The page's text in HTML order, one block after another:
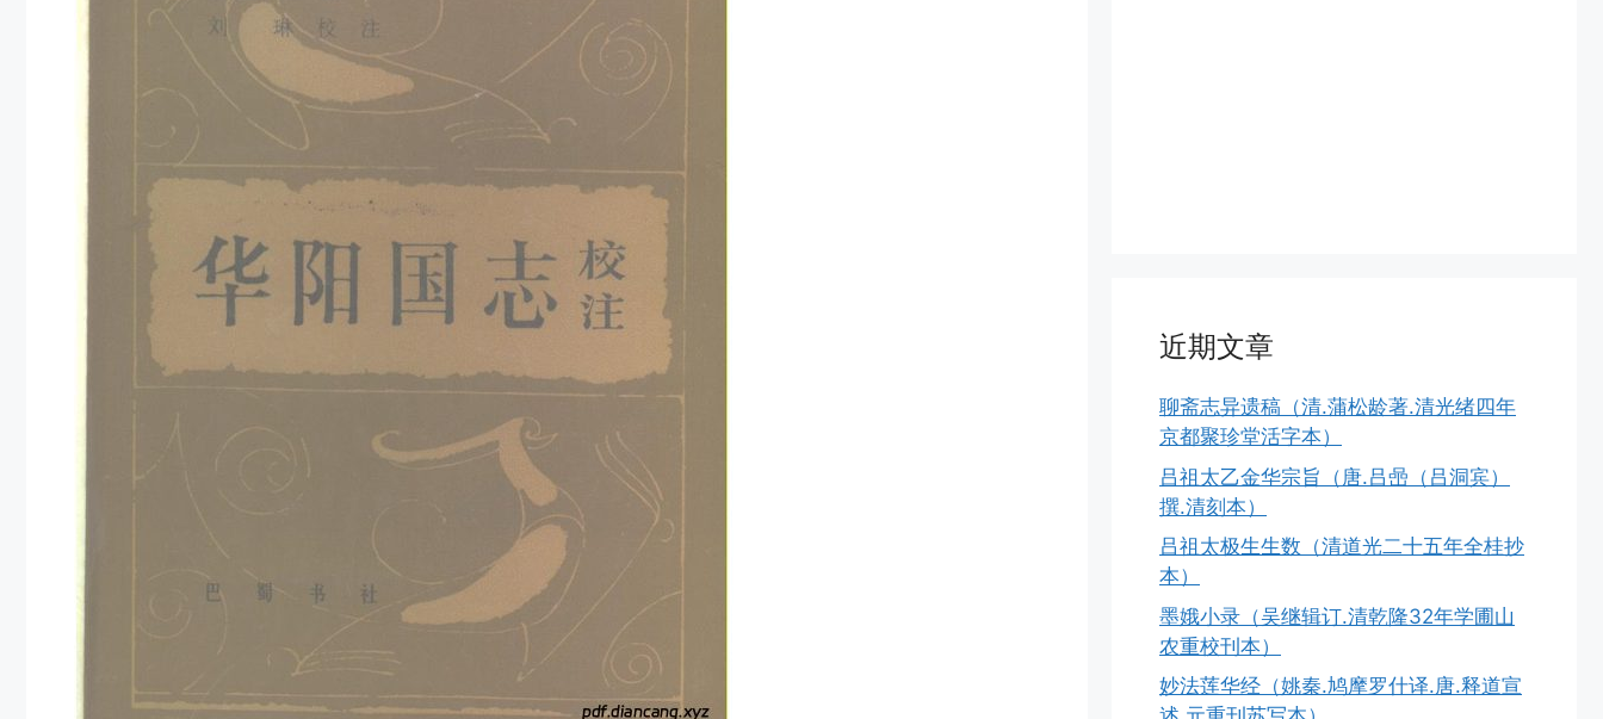
近期文章
聊斋志异遗稿（清.蒲松龄著.清光绪四年
京都聚珍堂活字本）
吕祖太乙金华宗旨（唐.吕喦（吕洞宾）
撰.清刻本）
吕祖太极生生数（清道光二十五年全桂抄
本）
墨娥小录（吴继辑订.清乾隆32年学圃山
农重校刊本）
妙法莲华经（姚秦.鸠摩罗什译.唐.释道宣